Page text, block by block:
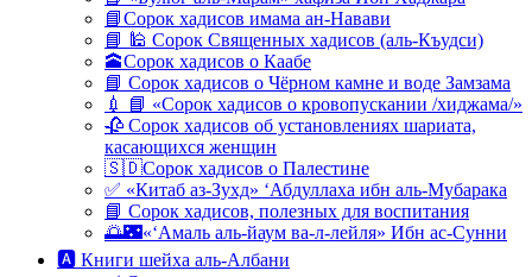
📘Сорок хадисов имама ан-Навави
📘 🕌 Сорок Священных хадисов (аль-Къудси)
🕋Сорок хадисов о Каабе
📘 Сорок хадисов о Чёрном камне и воде Замзама
💉 📘 «Сорок хадисов о кровопускании /хиджама/»
🥀 Сорок хадисов об установлениях шариата,
касающихся женщин
🇸🇩Сорок хадисов о Палестине
✅ «Китаб аз-Зухд» ‘Абдуллаха ибн аль-Мубарака
📘 Сорок хадисов, полезных для воспитания
🌅🌃«‘Амаль аль-йаум ва-л-лейля» Ибн ас-Сунни
🅰 Книги шейха аль-Албани